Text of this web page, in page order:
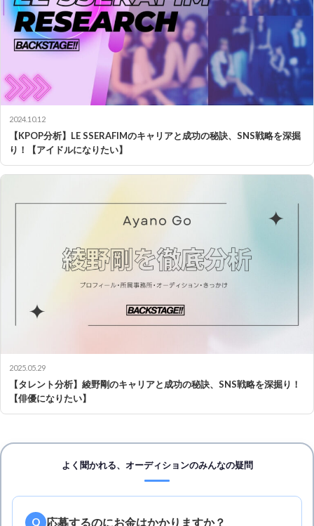
よく聞かれる、オーディションのみんなの疑問
Q 応募するのにお金はかかりますか？
2024.10.12
【KPOP分析】LE SSERAFIMのキャリアと成功の秘訣、SNS戦略を深掘
り！【アイドルになりたい】
2025.05.29
【タレント分析】綾野剛のキャリアと成功の秘訣、SNS戦略を深掘り！
【俳優になりたい】